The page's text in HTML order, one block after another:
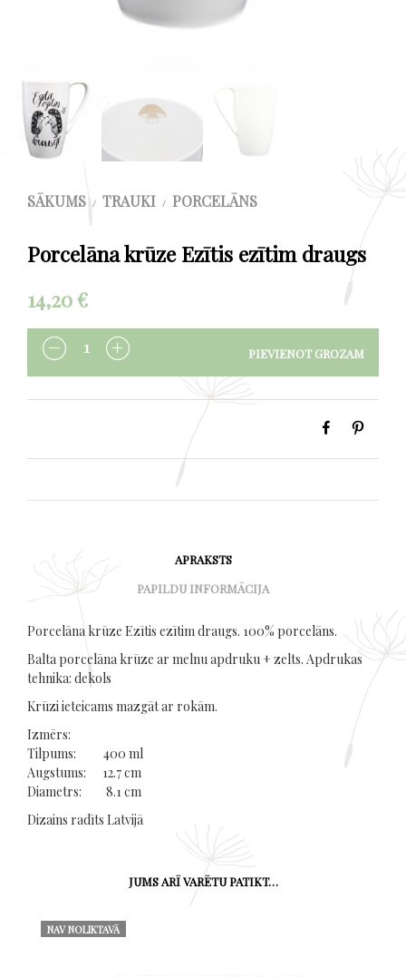
SĀKUMS / TRAUKI / PORCELĀNS
Porcelāna krūze Ezītis ezītim draugs
14,20€
DAUDZUMS PIEVIENOT GROZAM
APRAKSTS
PAPILDU INFORMĀCIJA
Porcelāna krūze Ezītis ezītim draugs. 100% porcelāns.
Balta porcelāna krūze ar melnu apdruku + zelts. Apdrukas
tehnika: dekols
Krūzi ieteicams mazgāt ar rokām.
Izmērs:
Tilpums: 400 ml
Augstums: 12.7 cm
Diametrs: 8.1 cm
Dizains radīts Latvijā
JUMS ARĪ VARĒTU PATIKT…
NAV NOLIKTAVĀ